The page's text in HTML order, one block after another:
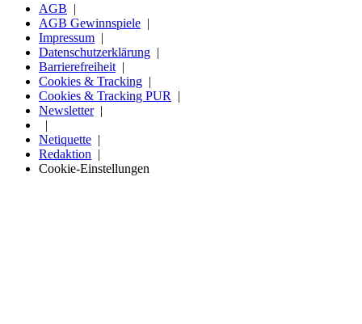
AGB
AGB Gewinnspiele
Impressum
Datenschutzerklärung
Barrierefreiheit
Cookies & Tracking
Cookies & Tracking PUR
Newsletter
Netiquette
Redaktion
Cookie-Einstellungen